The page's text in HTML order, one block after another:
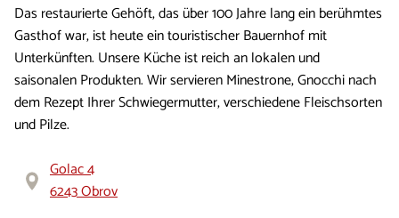
Das restaurierte Gehöft, das über 100 Jahre lang ein berühmtes
Gasthof war, ist heute ein touristischer Bauernhof mit
Unterkünften. Unsere Küche ist reich an lokalen und
saisonalen Produkten. Wir servieren Minestrone, Gnocchi nach
dem Rezept Ihrer Schwiegermutter, verschiedene Fleischsorten
und Pilze.
Golac 4
6243 Obrov